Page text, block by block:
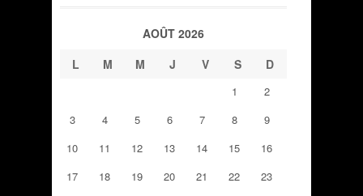
AOÛT 2026
L
M M J V S D
1
2
3
4 5 6 7 8
9
10
11 12 13 14 15
16
17
18 19 20 21 22
23